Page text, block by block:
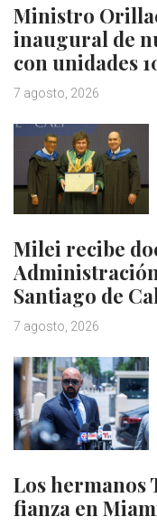
Ministro
inaugural de
con unidades
7 agosto, 2026
Milei recibe
Santiago de
7 agosto, 2026
Los hermanos
fianza en